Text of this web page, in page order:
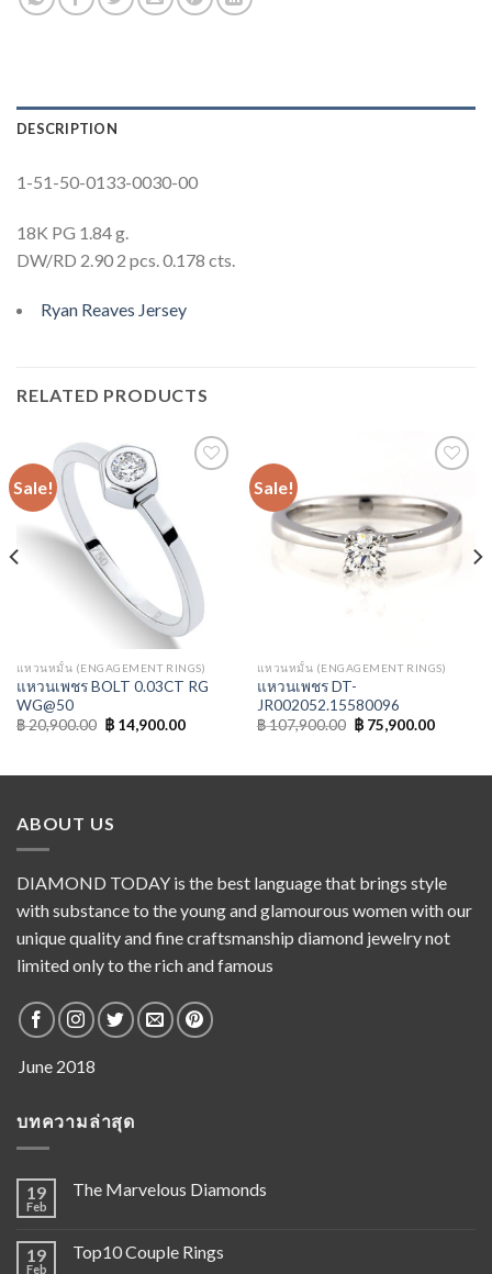
DESCRIPTION
1-51-50-0133-0030-00
18K PG 1.84 g.
DW/RD 2.90 2 pcs. 0.178 cts.
Ryan Reaves Jersey
RELATED PRODUCTS
Sale!
แหวนหมั้น (ENGAGEMENT RINGS)
แหวนเพชร BOLT 0.03CT RG
WG@50
฿20,900.00 ฿14,900.00
Sale!
Wishlist
แหวนหมั้น (ENGAGEMENT RINGS)
แหวนเพชร DT-
JR002052.15580096
฿107,900.00 ฿75,900.00
ABOUT US
DIAMOND TODAY is the best language that brings style
with substance to the young and glamourous women with our
unique quality and fine craftsmanship diamond jewelry not
limited only to the rich and famous
บทความล่าสุด
19
Feb
The Marvelous Diamonds
19
Feb
Top10 Couple Rings